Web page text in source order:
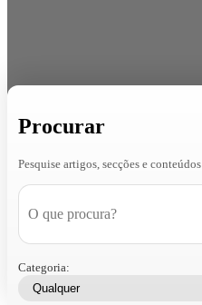
Procurar
Pesquise artigos, secções e conteúdos
Categoria: